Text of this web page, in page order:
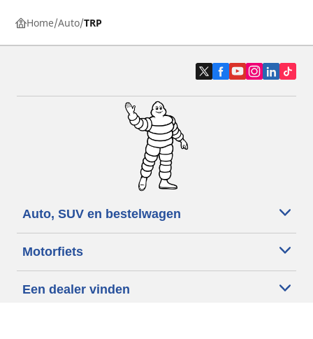
Home Auto TRP
Auto, SUV en bestelwagen
Motorfiets
Een dealer vinden